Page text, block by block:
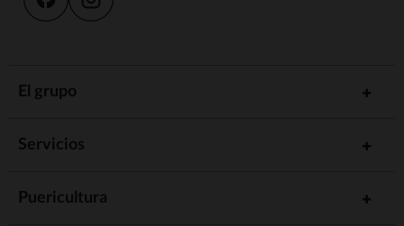
El grupo
Servicios
Puericultura